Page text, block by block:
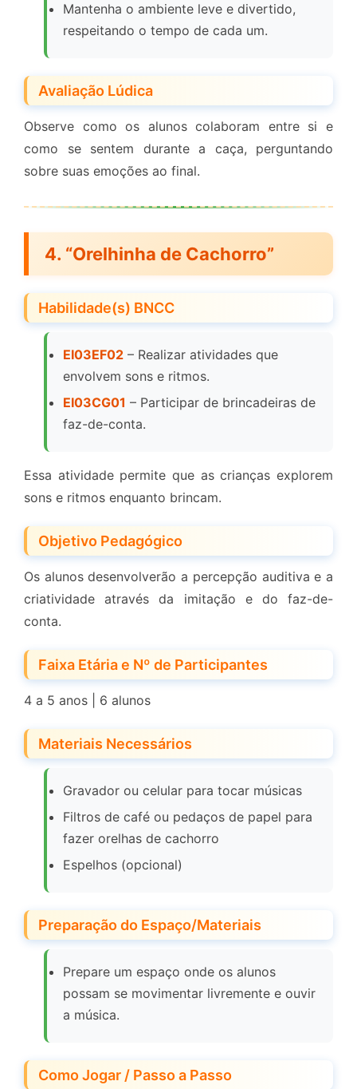
Mantenha o ambiente leve e divertido,
respeitando o tempo de cada um.
Avaliação Lúdica
Observe como os alunos colaboram entre si e
como se sentem durante a caça, perguntando
sobre suas emoções ao final.
4. “Orelhinha de Cachorro”
Habilidade(s) BNCC
EI03EF02 – Realizar atividades que
envolvem sons e ritmos.
EI03CG01 – Participar de brincadeiras de
faz-de-conta.
Essa atividade permite que as crianças explorem
sons e ritmos enquanto brincam.
Objetivo Pedagógico
Os alunos desenvolverão a percepção auditiva e a
criatividade através da imitação e do faz-de-
conta.
Faixa Etária e Nº de Participantes
4 a 5 anos | 6 alunos
Materiais Necessários
Gravador ou celular para tocar músicas
Filtros de café ou pedaços de papel para
fazer orelhas de cachorro
Espelhos (opcional)
Preparação do Espaço/Materiais
Prepare um espaço onde os alunos
possam se movimentar livremente e ouvir
a música.
Como Jogar / Passo a Passo